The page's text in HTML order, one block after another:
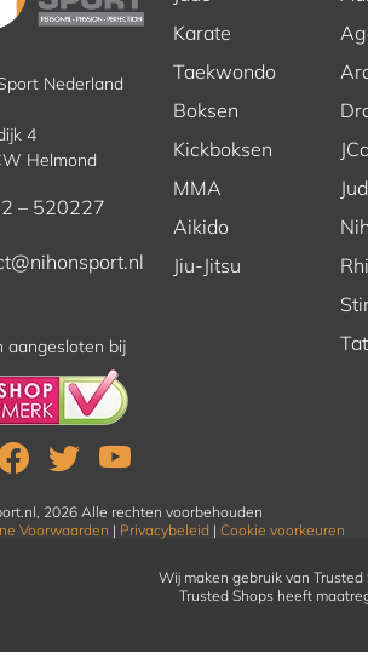
Nederland
4
Helmond
– 520227
aangesloten bij
Karate
Taekwondo
Boksen
Kickboksen
MMA
Aikido
Jiu-Jitsu
2026 Alle rechten voorbehouden
Voorwaarden | Privacybeleid | Cookie voorkeuren
Wij maken gebruik van
Trusted Shops heeft